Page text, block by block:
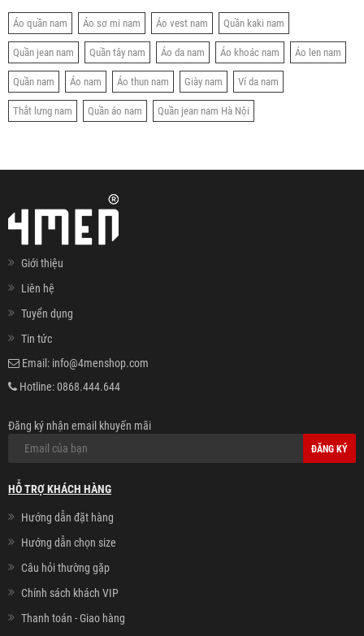
Áo quần nam Áo sơ mi nam Áo vest nam Quần kaki nam
Quần jean nam Quần tây nam Áo da nam Áo khoác nam Áo len nam
Quần nam Áo nam Áo thun nam Giày nam Ví da nam
Thắt lưng nam Quần áo nam Quần jean nam Hà Nội
Giới thiệu
Liên hệ
Tuyển dụng
Tin tức
Email: info@4menshop.com
Hotline:0868.444.644
Đăng ký nhận email khuyến mãi
ĐĂNG KÝ
HỖ TRỢ KHÁCH HÀNG
Hướng dẫn đặt hàng
Hướng dẫn chọn size
Câu hỏi thường gặp
Chính sách khách VIP
Thanh toán - Giao hàng